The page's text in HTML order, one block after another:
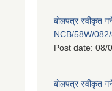
बोलपत्र स्वीकृत
NCB/58W/
Post date: 08/
बोलपत्र स्वीकृत